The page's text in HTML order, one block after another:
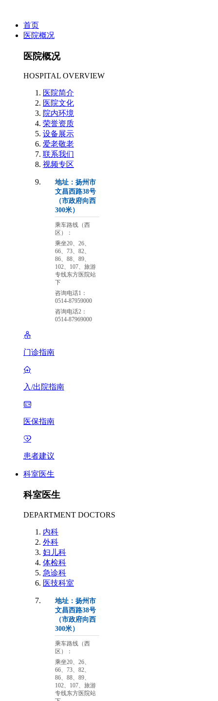
首页
医院概况
医院概况
HOSPITAL OVERVIEW
医院简介
医院文化
院内环境
荣誉资质
设备展示
爱老敬老
联系我们
视频专区
地址：扬州市
文昌西路38号
（市政府向西
300米）
乘车路线（西
区）：
乘坐20、26、
66、73、82、
86、88、89、
102、107、旅游
专线东方医院站
下
咨询电话1：
0514-87959000
咨询电话2：
0514-87969000
门诊指南
入/出院指南
医保指南
患者建议
科室医生
科室医生
DEPARTMENT DOCTORS
内科
外科
妇儿科
体检科
急诊科
医技科室
地址：扬州市
文昌西路38号
（市政府向西
300米）
乘车路线（西
区）：
乘坐20、26、
66、73、82、
86、88、89、
102、107、旅游
专线东方医院站